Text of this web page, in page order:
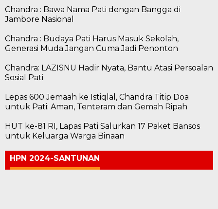
Chandra : Bawa Nama Pati dengan Bangga di
Jambore Nasional
Chandra : Budaya Pati Harus Masuk Sekolah,
Generasi Muda Jangan Cuma Jadi Penonton
Chandra: LAZISNU Hadir Nyata, Bantu Atasi Persoalan
Sosial Pati
Lepas 600 Jemaah ke Istiqlal, Chandra Titip Doa
untuk Pati: Aman, Tenteram dan Gemah Ripah
HUT ke-81 RI, Lapas Pati Salurkan 17 Paket Bansos
untuk Keluarga Warga Binaan
HPN 2024-SANTUNAN